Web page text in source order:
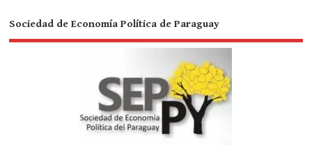
Sociedad de Economía Política de Paraguay